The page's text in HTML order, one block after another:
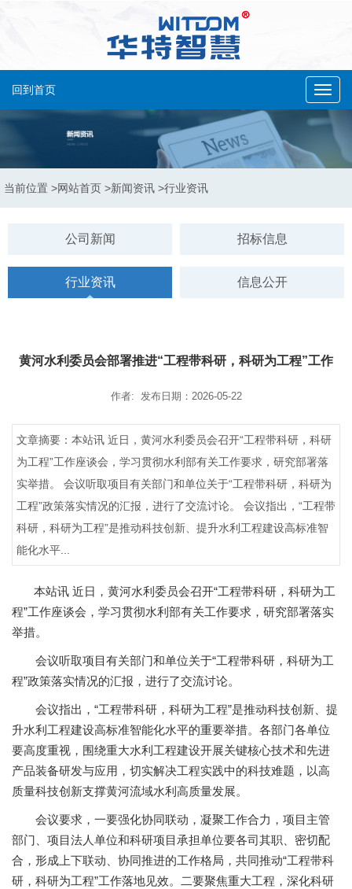
回到首页
当前位置 >网站首页 >新闻资讯 >行业资讯
公司新闻 招标信息
行业资讯 信息公开
黄河水利委员会部署推进“工程带科研，科研为工程”工作
作者: 发布日期：2026-05-22
文章摘要：本站讯 近日，黄河水利委员会召开“工程带科研，科研
为工程”工作座谈会，学习贯彻水利部有关工作要求，研究部署落
实举措。 会议听取项目有关部门和单位关于“工程带科研，科研为
工程”政策落实情况的汇报，进行了交流讨论。 会议指出，“工程带
科研，科研为工程”是推动科技创新、提升水利工程建设高标准智
能化水平...
本站讯 近日 ， 黄河水利委员会召开“工程带科研，科研为工
程”工作座谈会，学习贯彻水利部有关工作要求 ，研究部署落实
举措。
会议听取项目有关部门和单位关于“工程带科研，科研为工
程”政策落实情况的汇报，进行了交流讨论。
会议指出， “工程带科研，科研为工程”是推动科技创新、提
升水利工程建设高标准智能化水平的重要举措。各部门各单位
要高度重视，围绕重大水利工程建设开展关键核心技术和先进
产品装备研发与应用，切实解决工程实践中的科技难题，以高
质量科技创新支撑黄河流域水利高质量发展。
会议要求，一要强化协同联动，凝聚工作合力，项目主管
部门、项目法人单位和科研项目承担单位要各司其职、密切配
合，形成上下联动、协同推进的工作格局，共同推动“工程带科
研，科研为工程”工作落地见效。二要聚焦重大工程，深化科研